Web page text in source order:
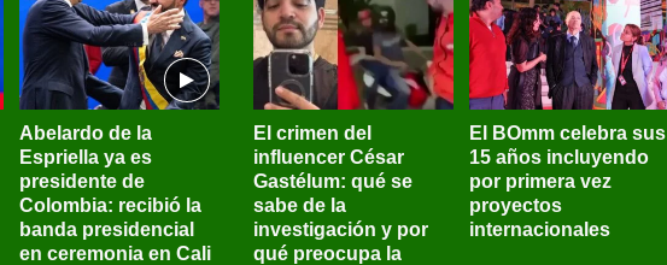
Abelardo de la
Espriella ya es
presidente de
Colombia: recibió la
banda presidencial
en ceremonia en Cali
El crimen del
influencer César
Gastélum: qué se
sabe de la
investigación y por
qué preocupa la
El BOmm celebra sus
15 años incluyendo
por primera vez
proyectos
internacionales